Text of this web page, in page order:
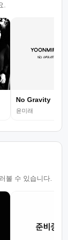
No Gravity
윤미래
볼 수 있습니다.